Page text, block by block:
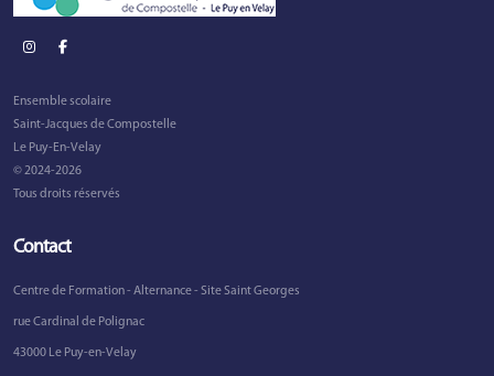
Ensemble scolaire
Saint-Jacques de Compostelle
Le Puy-En-Velay
© 2024-2026
Tous droits réservés
Contact
Centre de Formation - Alternance - Site Saint Georges
rue Cardinal de Polignac
43000 Le Puy-en-Velay